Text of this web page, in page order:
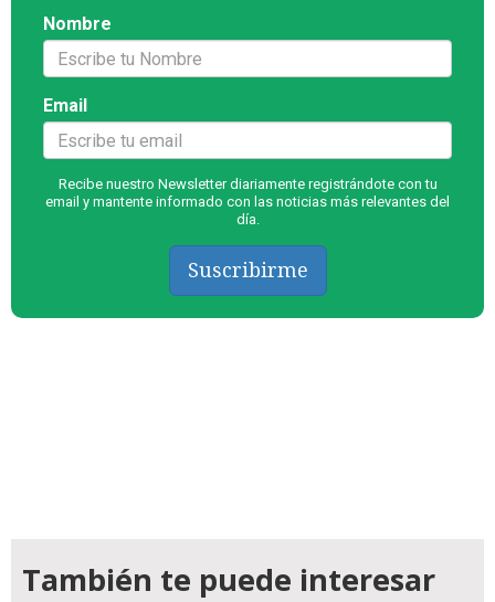
Nombre
Email
Recibe nuestro Newsletter diariamente registrándote con tu
email y mantente informado con las noticias más relevantes del
día.
Suscribirme
También te puede interesar